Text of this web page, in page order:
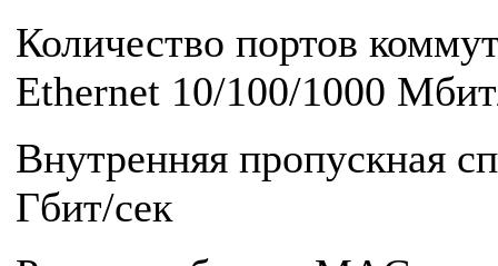
Количество портов
Ethernet 10/100/1000
Внутренняя пропускная
Гбит/сек